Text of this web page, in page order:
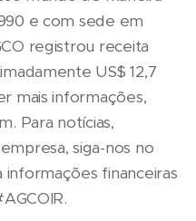
e com sede em
registrou receita
US$ 12,7
mais informações,
Para notícias,
siga-nos no
informações financeiras